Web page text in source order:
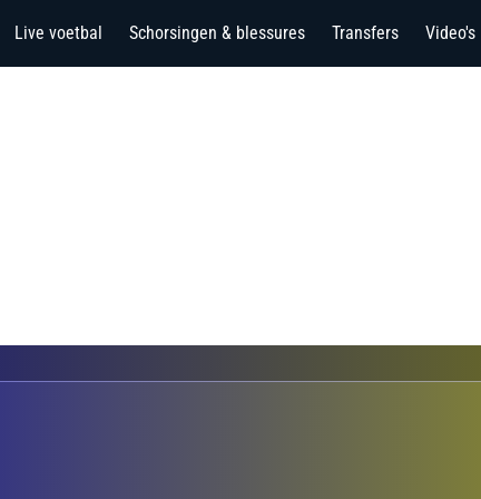
Live voetbal Schorsingen & blessures Transfers Video's